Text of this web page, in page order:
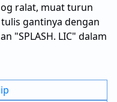
ralat, muat turun
gantinya dengan
"SPLASH. LIC" dalam